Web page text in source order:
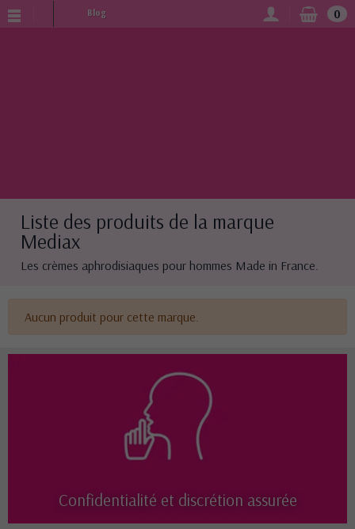
Blog 0
Liste des produits de la marque
Mediax
Les crèmes aphrodisiaques pour hommes Made in France.
Aucun produit pour cette marque.
Confidentialité et discrétion assurée